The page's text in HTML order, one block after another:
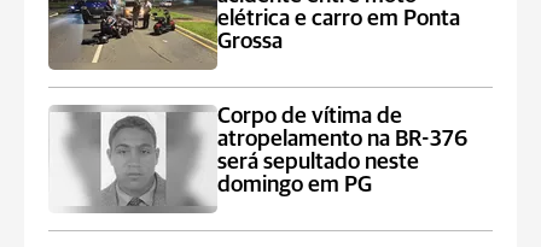
elétrica e carro em Ponta
Grossa
Corpo de vítima de
atropelamento na BR-376
será sepultado neste
domingo em PG